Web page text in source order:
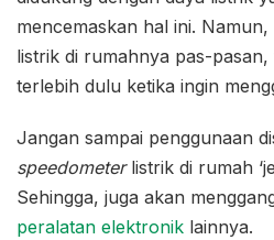
mencemaskan hal ini.
listrik di rumahnya pas-
terlebih dulu ketika ingin
Jangan sampai penggunaan
speedometerlistrik di rumah
Sehingga, juga akan
peralatan elektronik lainnya.